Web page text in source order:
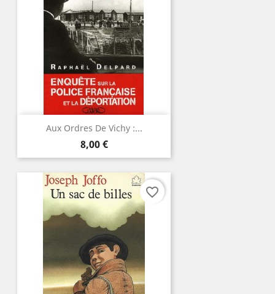
Aux Ordres De Vichy :...
Prix
8,00 €
favorite_border